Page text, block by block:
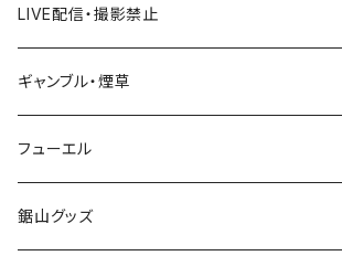
国道700～799号線
ROUTE600～699号線
ROUTE700～799号線
ROUTE 600～699号線
ROUTE 700～799号線
ROUTE 600～699号線
ROUTE 700～799号線
Tシャツ
ステッカー
山形県
福島県
茨城県
栃木県
LIVE配信・撮影禁止
LIVE配信禁止
撮影禁止
ギャンブル・煙草
ホテルキーホルダー
たばこ・禁煙ステッカー
フューエル
ステッカー
鋸山グッズ